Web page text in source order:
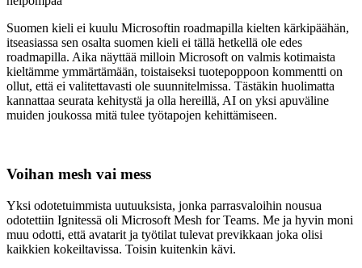
Suomen kieli ei kuulu Microsoftin roadmapilla kielten kärkipäähän,
itseasiassa sen osalta suomen kieli ei tällä hetkellä ole edes
roadmapilla. Aika näyttää milloin Microsoft on valmis kotimaista
kieltämme ymmärtämään, toistaiseksi tuotepoppoon kommentti on
ollut, että ei valitettavasti ole suunnitelmissa. Tästäkin huolimatta
kannattaa seurata kehitystä ja olla hereillä, AI on yksi apuväline
muiden joukossa mitä tulee työtapojen kehittämiseen.
Voihan mesh vai mess
Yksi odotetuimmista uutuuksista, jonka parrasvaloihin nousua
odotettiin Ignitessä oli Microsoft Mesh for Teams. Me ja hyvin moni
muu odotti, että avatarit ja työtilat tulevat previkkaan joka olisi
kaikkien kokeiltavissa. Toisin kuitenkin kävi.